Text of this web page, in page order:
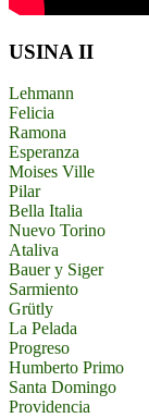
USINA II
Lehmann
Felicia
Ramona
Esperanza
Moises Ville
Pilar
Bella Italia
Nuevo Torino
Ataliva
Bauer y Siger
Sarmiento
Grütly
La Pelada
Progreso
Humberto Primo
Santa Domingo
Providencia